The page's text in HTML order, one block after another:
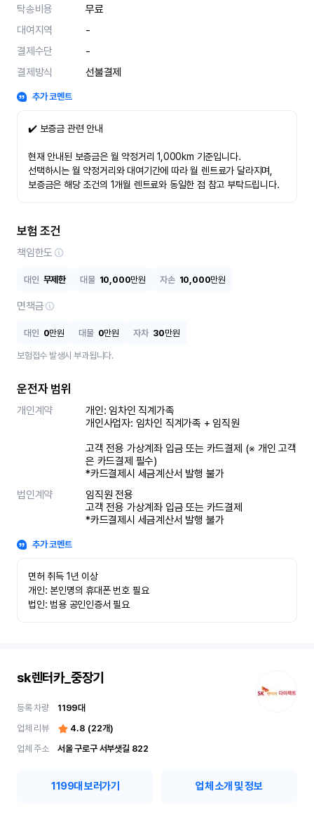
탁송비용
무료
대여지역
-
결제수단
-
결제방식
선불결제
추가 코멘트
✔️ 보증금 관련 안내
현재 안내된 보증금은 월 약정거리 1,000km 기준입니다.
선택하시는 월 약정거리와 대여기간에 따라 월 렌트료가 달라지며,
보증금은 해당 조건의 1개월 렌트료와 동일한 점 참고 부탁드립니다.
보험 조건
책임한도
대인 무제한 대물 10,000만원 자손 10,000만원
면책금
대인 0만원 대물 0만원 자차 30만원
보험접수 발생시 부과됩니다.
운전자 범위
개인계약
개인: 임차인 직계가족
개인사업자: 임차인 직계가족 + 임직원
고객 전용 가상계좌 입금 또는 카드결제 (※ 개인 고객
은 카드결제 필수)
*카드결제시 세금계산서 발행 불가
법인계약
임직원 전용
고객 전용 가상계좌 입금 또는 카드결제
*카드결제시 세금계산서 발행 불가
추가 코멘트
면허 취득 1년 이상
개인: 본인명의 휴대폰 번호 필요
법인: 범용 공인인증서 필요
sk렌터카_중장기
등록 차량 1199대
업체 리뷰
4.8 (22개)
업체 주소
서울 구로구 서부샛길 822
1199대 보러가기 업체 소개 및 정보